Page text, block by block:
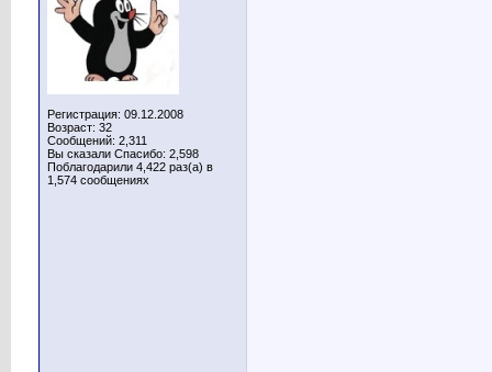
Регистрация: 09.12.2008
Возраст: 32
Сообщений: 2,311
Вы сказали Спасибо: 2,598
Поблагодарили 4,422 раз(а) в
1,574 сообщениях